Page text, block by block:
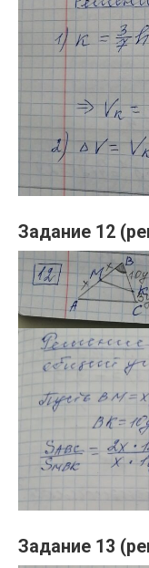
Задание 12
Задание 13